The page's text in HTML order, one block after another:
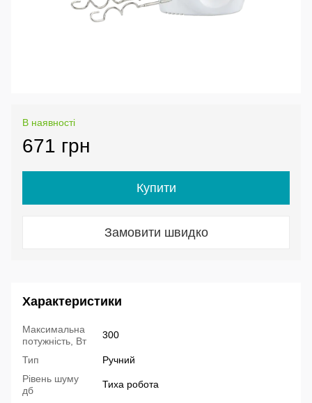
В наявності
671 грн
Купити
Замовити швидко
Характеристики
Максимальна
потужність, Вт
300
Тип
Ручний
Рівень шуму
дб
Тиха робота